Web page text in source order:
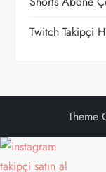
e
s
Twitch Takipçi
Theme